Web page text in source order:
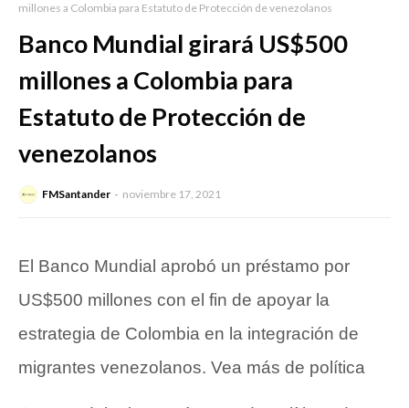
millones a Colombia para Estatuto de Protección de venezolanos
Banco Mundial girará US$500
millones a Colombia para
Estatuto de Protección de
venezolanos
FMSantander noviembre 17, 2021
El Banco Mundial aprobó un préstamo por
US$500 millones con el fin de apoyar la
estrategia de Colombia en la integración de
migrantes venezolanos. Vea más de política